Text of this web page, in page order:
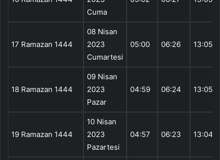
Cuma
17 Ramazan 1444
08 Nisan
2023
Cumartesi
05:00 06:26 13:05
18 Ramazan 1444
09 Nisan
2023
Pazar
04:59 06:24 13:05
19 Ramazan 1444
10 Nisan
2023
Pazartesi
04:57 06:23 13:04